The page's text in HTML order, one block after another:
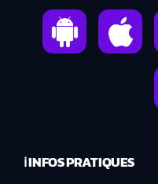
ℹ️ INFOS PRATIQUES